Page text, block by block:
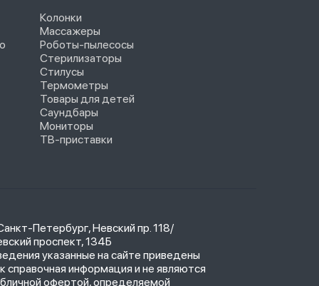
Колонки
Массажеры
Роботы-пылесосы
Стерилизаторы
Стилусы
Термометры
Товары для детей
Саундбары
Мониторы
ТВ-приставки
Петербург, Невский пр. 118/
проспект, 134Б
указанные на сайте приведены
справочная информация и не являются
офертой, определяемой